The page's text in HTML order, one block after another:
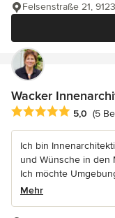
Felsenstraße 21,
Wacker
Durchschnittliche
5,0 (5
Ich bin
und Wünsche in den
Ich möchte
Mehr